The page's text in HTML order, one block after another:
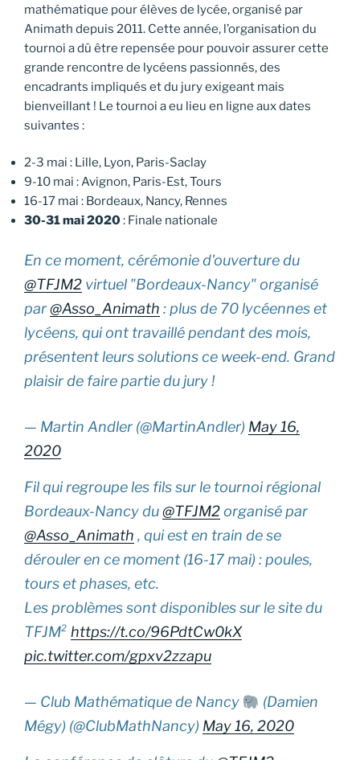
mathématique pour élèves de lycée, organisé par
Animath depuis 2011. Cette année, l’organisation du
tournoi a dû être repensée pour pouvoir assurer cette
grande rencontre de lycéens passionnés, des
encadrants impliqués et du jury exigeant mais
bienveillant ! Le tournoi a eu lieu en ligne aux dates
suivantes :
2-3 mai : Lille, Lyon, Paris-Saclay
9-10 mai : Avignon, Paris-Est, Tours
16-17 mai : Bordeaux, Nancy, Rennes
30-31 mai 2020: Finale nationale
En ce moment, cérémonie d'ouverture du
@TFJM2 virtuel "Bordeaux-Nancy" organisé
par@Asso_Animath : plus de 70 lycéennes et
lycéens, qui ont travaillé pendant des mois,
présentent leurs solutions ce week-end. Grand
plaisir de faire partie du jury !
— Martin Andler (@MartinAndler) May 16,
2020
Fil qui regroupe les fils sur le tournoi régional
Bordeaux-Nancy du@TFJM2organisé par
@Asso_Animath , qui est en train de se
dérouler en ce moment (16-17 mai) : poules,
tours et phases, etc.
Les problèmes sont disponibles sur le site du
TFJM² https://t.co/96PdtCw0kX
pic.twitter.com/gpxv2zzapu
— Club Mathématique de Nancy
(Damien
Mégy) (@ClubMathNancy) May 16, 2020